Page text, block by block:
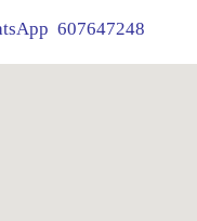
607647248